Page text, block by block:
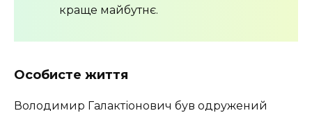
краще майбутнє.
Особисте життя
Володимир Галактіонович був одружений